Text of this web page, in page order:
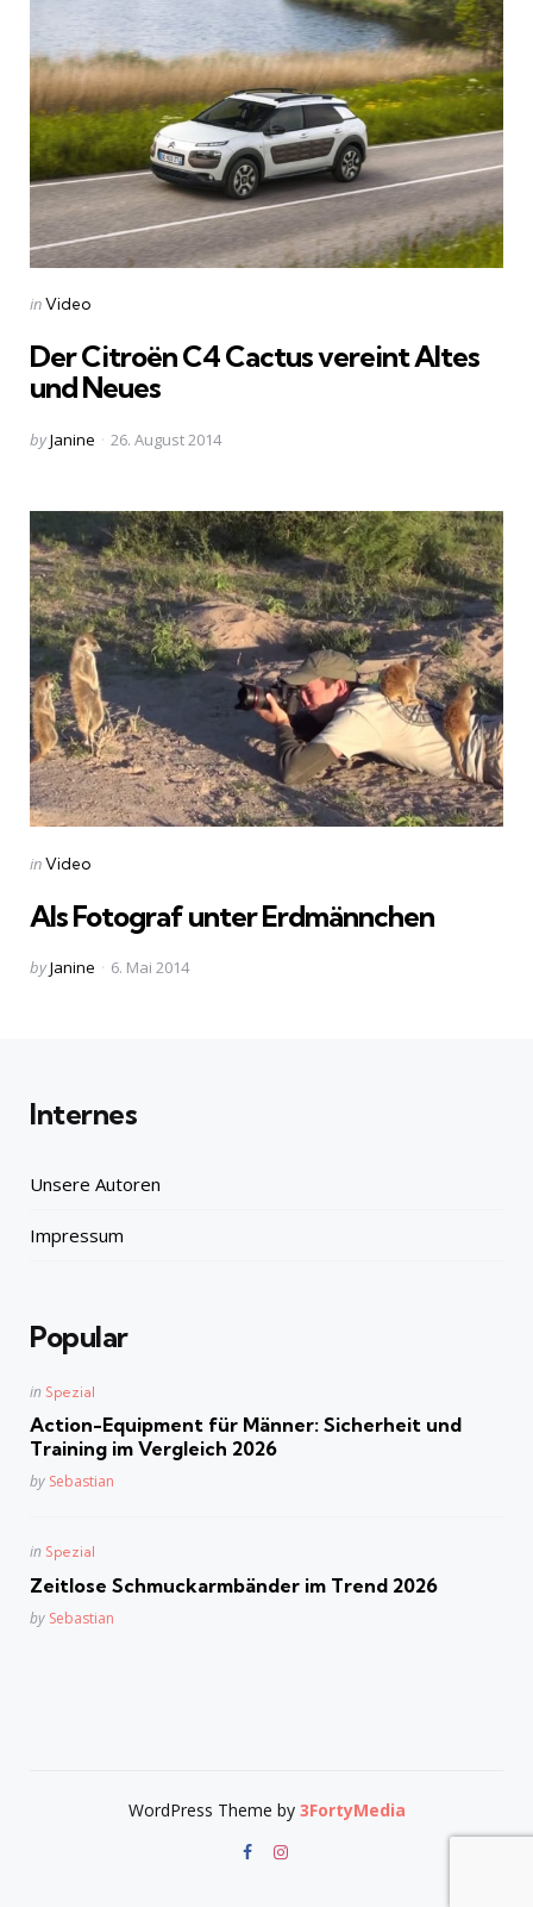
Categories
Posted
inVideo
Der Citroën C4 Cactus vereint Altes
und Neues
Posted
byJanine 26. August 2014
Categories
Posted
inVideo
Als Fotograf unter Erdmännchen
Posted
byJanine 6. Mai 2014
Internes
Unsere Autoren
Impressum
Popular
Posted
in Spezial
Action-Equipment für Männer: Sicherheit und
Training im Vergleich 2026
Posted
by Sebastian
Posted
in Spezial
Zeitlose Schmuckarmbänder im Trend 2026
Posted
by Sebastian
WordPress Theme by 3FortyMedia